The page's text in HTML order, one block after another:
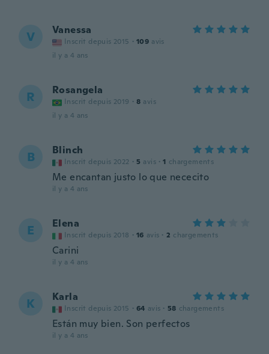
V Vanessa
Inscrit depuis 2015 · 109 avis
il y a 4 ans
R Rosangela
Inscrit depuis 2019 · 8 avis
il y a 4 ans
B Blinch
Inscrit depuis 2022 · 5 avis · 1 chargements
Me encantan justo lo que nececito
il y a 4 ans
E Elena
Inscrit depuis 2018 · 16 avis · 2 chargements
Carini
il y a 4 ans
K Karla
Inscrit depuis 2015 · 64 avis · 58 chargements
Están muy bien. Son perfectos
il y a 4 ans